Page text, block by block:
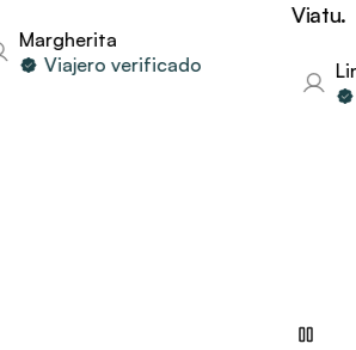
Margherita
Viajero verificado
Viatu.